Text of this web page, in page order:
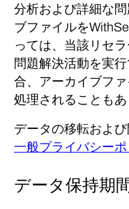
分析および詳細な
ブファイルを
っては、当該リセ
問題解決活動を実
合、アーカイブフ
処理されることもあ
データの移転およ
一般プライバシー
データ保持期